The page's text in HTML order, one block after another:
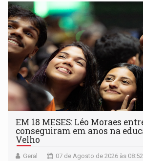
EM 18 MESES: Léo Moraes
conseguiram em anos na
Velho
Geral 07 de Agosto de 2026 às 08:52